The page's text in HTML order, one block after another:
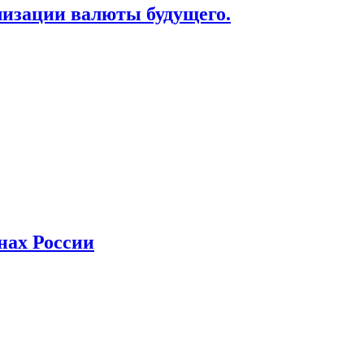
валюты будущего.
России